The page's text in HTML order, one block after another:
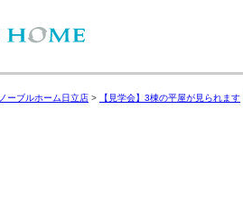
ノーブルホーム日立店 > 【見学会】3棟の平屋が見られます